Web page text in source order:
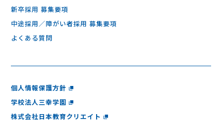
新卒採用 募集要項
中途採用／障がい者採用 募集要項
よくある質問
個人情報保護方針
学校法人三幸学園
株式会社日本教育クリエイト